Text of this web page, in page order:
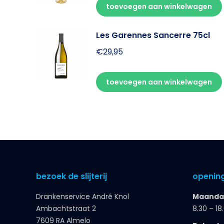
toevoegen aan winkelwagen
Les Garennes Sancerre 75cl
€29,95
toevoegen aan winkelwagen
bezoek de slijterij
Drankenservice André Knol
Ambachtstraat 2
7609 RA Almelo
8.30 –